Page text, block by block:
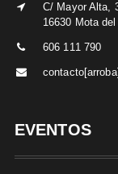
C/ Mayor Alta,
16630 Mota
606 111 790
EVENTOS